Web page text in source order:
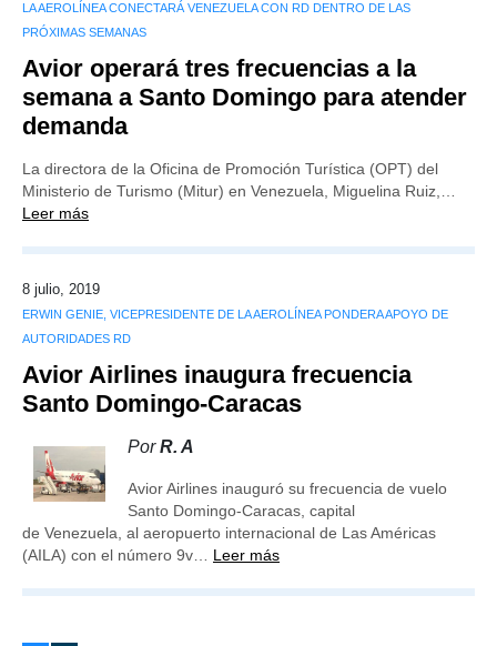
LA AEROLÍNEA CONECTARÁ VENEZUELA CON RD DENTRO DE LAS
PRÓXIMAS SEMANAS
Avior operará tres frecuencias a la
semana a Santo Domingo para atender
demanda
La directora de la Oficina de Promoción Turística (OPT) del
Ministerio de Turismo (Mitur) en Venezuela, Miguelina Ruiz,…
Leer más
8 julio, 2019
ERWIN GENIE, VICEPRESIDENTE DE LA AEROLÍNEA PONDERA APOYO DE
AUTORIDADES RD
Avior Airlines inaugura frecuencia
Santo Domingo-Caracas
PorR. A
Avior Airlines inauguró su frecuencia de vuelo
Santo Domingo-Caracas, capital
de Venezuela, al aeropuerto internacional de Las Américas
(AILA) con el número 9v… Leer más